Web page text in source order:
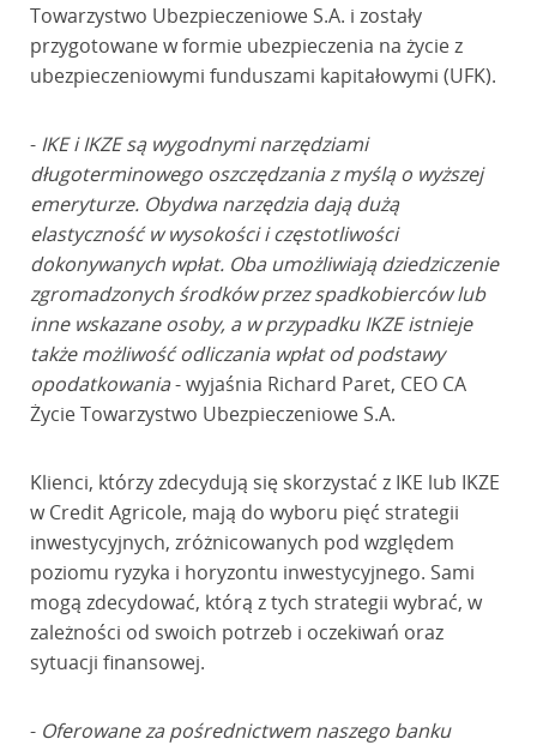
Towarzystwo Ubezpieczeniowe S.A. i zostały
przygotowane w formie ubezpieczenia na życie z
ubezpieczeniowymi funduszami kapitałowymi (UFK).
- IKE i IKZE są wygodnymi narzędziami
długoterminowego oszczędzania z myślą o wyższej
emeryturze. Obydwa narzędzia dają dużą
elastyczność w wysokości i częstotliwości
dokonywanych wpłat. Oba umożliwiają dziedziczenie
zgromadzonych środków przez spadkobierców lub
inne wskazane osoby, a w przypadku IKZE istnieje
także możliwość odliczania wpłat od podstawy
opodatkowania- wyjaśnia Richard Paret, CEO CA
Życie Towarzystwo Ubezpieczeniowe S.A.
Klienci, którzy zdecydują się skorzystać z IKE lub IKZE
w Credit Agricole, mają do wyboru pięć strategii
inwestycyjnych, zróżnicowanych pod względem
poziomu ryzyka i horyzontu inwestycyjnego. Sami
mogą zdecydować, którą z tych strategii wybrać, w
zależności od swoich potrzeb i oczekiwań oraz
sytuacji finansowej.
- Oferowane za pośrednictwem naszego banku